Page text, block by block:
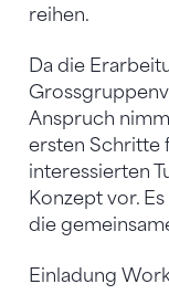
reihen.
Da die
Anspruch
ersten Schritte
interessierten
Konzept vor.
die
Einladung